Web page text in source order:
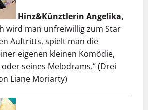
Hinz&Künztlerin Angelika,
wird man unfreiwillig zum Star
Auftritts, spielt man die
eigenen kleinen Komödie,
seines Melodrams.“ (Drei
Liane Moriarty)